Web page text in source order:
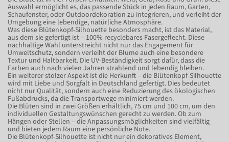
Auswahl ermöglicht es, das passende Stück in jeden Raum, Garten,
Schaufenster, oder Outdoordekoration zu integrieren, und verleiht der
Umgebung eine lebendige, natürliche Atmosphäre.
Was diese Blütenkopf-Silhouette besonders macht, ist das Material,
aus dem sie gefertigt ist – 100% recyclebares Fasergeflecht. Diese
nachhaltige Wahl unterstreicht nicht nur das Engagement für
Umweltschutz, sondern verleiht der Blume auch eine besondere
Textur und Haltbarkeit. Die UV-Beständigkeit sorgt dafür, dass die
Farben auch nach vielen Jahren strahlend und lebendig bleiben.
Ein weiterer stolzer Aspekt ist die Herkunft – die Blütenkopf-Silhouette
wird mit Liebe und Sorgfalt in Deutschland gefertigt. Dies bedeutet
nicht nur Qualität, sondern auch eine Reduzierung des ökologischen
Fußabdrucks, da die Transportwege minimiert werden.
Die Blüten sind in zwei Größen erhältlich, 75 cm und 100 cm, um den
individuellen Gestaltungswünschen gerecht zu werden. Ob zum
Hängen oder Stellen – die Anpassungsmöglichkeiten sind vielfältig
und bieten jedem Raum eine persönliche Note.
Die Blütenkopf-Silhouette ist nicht nur ein dekoratives Element,